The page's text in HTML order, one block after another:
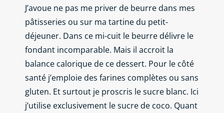
J’avoue ne pas me priver de beurre dans mes
pâtisseries ou sur ma tartine du petit-
déjeuner. Dans ce mi-cuit le beurre délivre le
fondant incomparable. Mais il accroit la
balance calorique de ce dessert. Pour le côté
santé j’emploie des farines complètes ou sans
gluten. Et surtout je proscris le sucre blanc. Ici
j’utilise exclusivement le sucre de coco. Quant